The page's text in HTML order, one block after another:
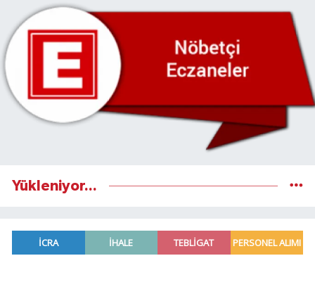
Yükleniyor...